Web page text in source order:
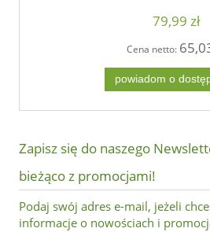
79,99 zł
Cena netto:
powiadom o
Zapisz się do naszego
bieżąco z promocjami!
Podaj swój adres e-mail, jeżeli
informacje o nowościach i